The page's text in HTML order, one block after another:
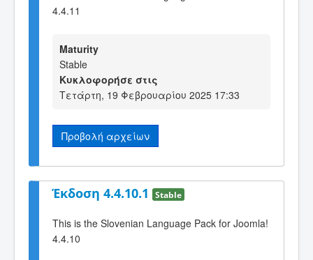
4.4.11
Maturity
Stable
Κυκλοφορήσε στις
Τετάρτη, 19 Φεβρουαρίου 2025 17:33
Προβολή αρχείων
Έκδοση 4.4.10.1 Stable
This is the Slovenian Language Pack for Joomla!
4.4.10